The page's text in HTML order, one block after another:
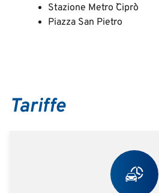
Stazione Metro ``Cipro``
Piazza San Pietro
Tariffe